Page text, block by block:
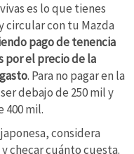
es lo que tienes
circular con tu Mazda
pago de tenencia
por el precio de la
. Para no pagar en la
debajo de 250 mil y
400 mil.
considera
checar cuánto cuesta.